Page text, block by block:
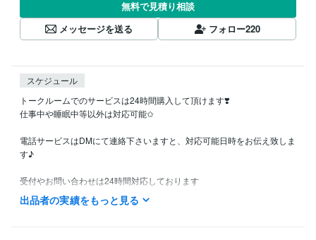
無料で見積り相談
メッセージを送る
フォロー220
スケジュール
トークルームでのサービスは24時間購入して頂けます❣️
仕事中や睡眠中等以外は対応可能✩
電話サービスはDMにて連絡下さいますと、対応可能日時をお伝え致しま
す♪
受付やお問い合わせは24時間対応しております
お待たせしないようスムーズな対応を心掛けていますので、よろしくお
願いいたします(*´︶`*)
資格・検定
出品者の実績をもっと見る